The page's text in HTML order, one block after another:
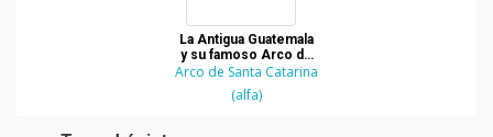
La Antigua Guatemala
y su famoso Arco de
Santa Catarina
Arco de Santa Catarina
(alfa)